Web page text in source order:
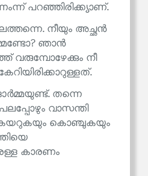
പറഞ്ഞിരിക്ക്യാണ്.
നീയും അച്ഛൻ
ഞാൻ
വരുമ്പോഴേക്കും നീ
ഓർമ്മയുണ്ട്. തന്നെ
പലപ്പോഴും വാസന്തി
കയറുകയും കൊഞ്ചുകയും
കാരണം